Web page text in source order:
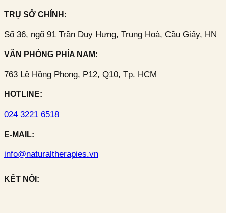
TRỤ SỞ CHÍNH:
Số 36, ngõ 91 Trần Duy Hưng, Trung Hoà, Cầu Giấy, HN
VĂN PHÒNG PHÍA NAM:
763 Lê Hồng Phong, P12, Q10, Tp. HCM
HOTLINE:
024 3221 6518
E-MAIL:
info@naturaltherapies.vn
KẾT NỐI: